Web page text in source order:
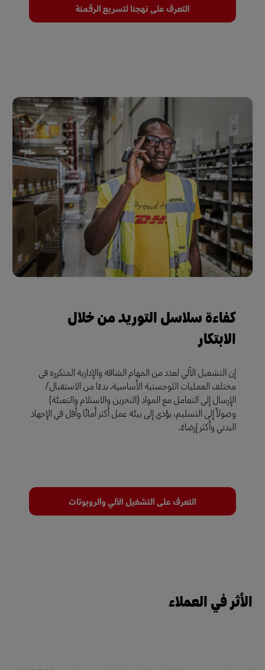
التعرف على نهجنا لتسريع الرقمنة
كفاءة سلاسل التوريد من خلال
الابتكار
إن التشغيل الآلي لعدد من المهام الشاقة والإدارية المتكررة في
مختلف العمليات اللوجستية الأساسية، بدءًا من الاستقبال/
الإرسال إلى التعامل مع المواد (التخزين والاستلام والتعبئة)
وصولاً إلى التسليم، يؤدي إلى بيئة عمل أكثر أمانًا وأقل في الإجهاد
البدني وأكثر إرضاءً.
التعرف على التشغيل الآلي والروبوتات
الأثر في العملاء